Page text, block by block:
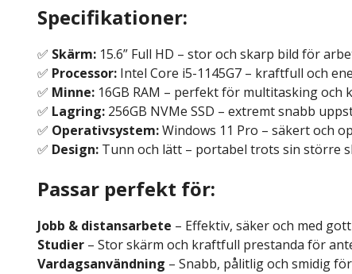
Specifikationer:
✅ Skärm: 15.6” Full HD – stor och skarp bild för
✅ Processor: Intel Core i5-1145G7 – kraftfull och
✅ Minne: 16GB RAM – perfekt för multitasking och
✅ Lagring: 256GB NVMe SSD – extremt snabb
✅ Operativsystem:Windows 11 Pro – säkert och
✅ Design: Tunn och lätt – portabel trots sin större
Passar perfekt för:
Jobb & distansarbete – Effektiv, säker och med
Studier – Stor skärm och kraftfull prestanda för
Vardagsanvändning – Snabb, pålitlig och smidig